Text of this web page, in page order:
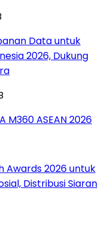
Data untuk
2026, Dukung
M360 ASEAN 2026
Awards 2026 untuk
Distribusi Siaran